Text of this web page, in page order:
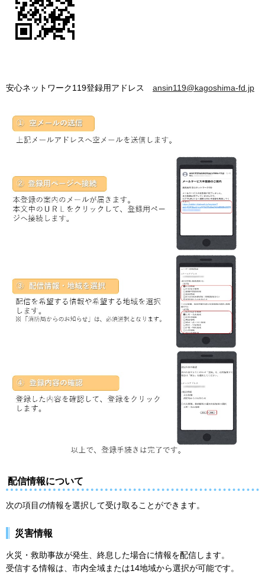
安心ネットワーク119登録用アドレス ansin119@kagoshima-fd.jp
配信情報について
次の項目の情報を選択して受け取ることができます。
災害情報
火災・救助事故が発生、終息した場合に情報を配信します。
受信する情報は、市内全域または14地域から選択が可能です。